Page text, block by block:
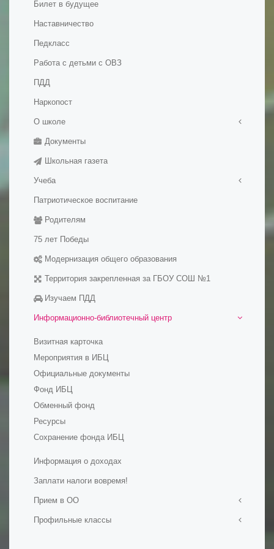
Билет в будущее
Наставничество
Педкласс
Работа с детьми с ОВЗ
ПДД
Наркопост
О школе
Правила приема в школу
История школы
Документы
Школьная газета
Учеба
Медалисты
Электронные образовательные ресуры
Методические разработки уроков
Патриотическое воспитание
Родителям
75 лет Победы
Модернизация общего образования
Территория закрепленная за ГБОУ СОШ №1
Изучаем ПДД
Информационно-библиотечный центр
Визитная карточка
Мероприятия в ИБЦ
Официальные документы
Фонд ИБЦ
Обменный фонд
Ресурсы
Сохранение фонда ИБЦ
Информация о доходах
Заплати налоги вовремя!
Прием в ОО
Прием в первый класс
Профильные классы